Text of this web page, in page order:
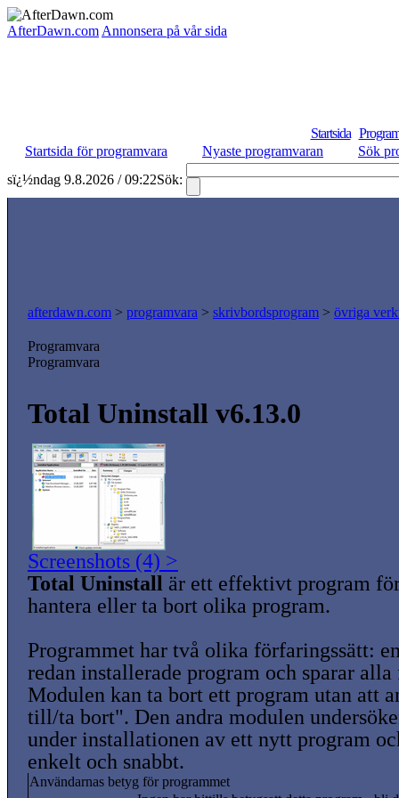
AfterDawn.com Annonsera på vår sida
Startsida
Startsida för programvara
Nyaste programvaran
Sök
sï¿½ndag 9.8.2026 / 09:22Sök:
afterdawn.com > programvara > skrivbordsprogram > övriga
Programvara
Programvara
Total Uninstall v6.13.0
Screenshots (4) >
Total Uninstall är ett effektivt program
hantera eller ta bort olika program.
Programmet har två olika förfaringssätt:
redan installerade program och sparar
Modulen kan ta bort ett program utan att
till/ta bort". Den andra modulen
under installationen av ett nytt program
enkelt och snabbt.
Användarnas betyg för programmet